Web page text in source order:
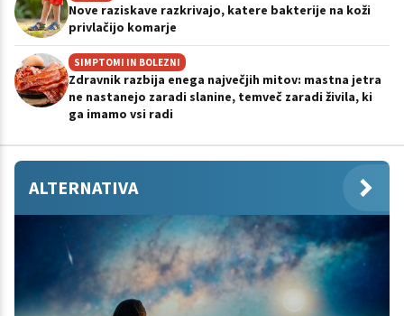
Nove raziskave razkrivajo, katere bakterije na koži
privlačijo komarje
SIMPTOMI IN BOLEZNI
Zdravnik razbija enega največjih mitov: mastna jetra
ne nastanejo zaradi slanine, temveč zaradi živila, ki
ga imamo vsi radi
ALTERNATIVA